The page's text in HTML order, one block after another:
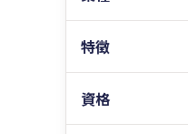
特徴
資格